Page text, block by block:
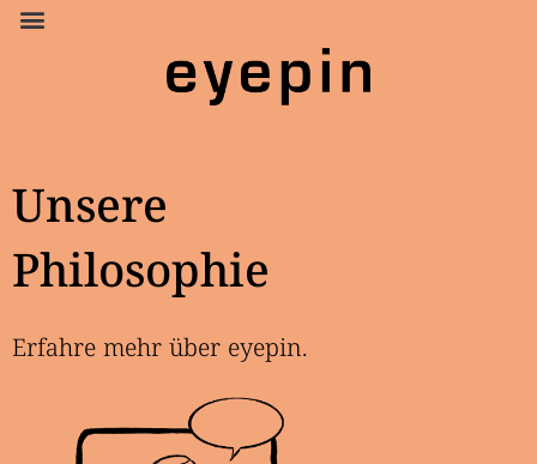
Unsere
Philosophie
Erfahre mehr über eyepin.